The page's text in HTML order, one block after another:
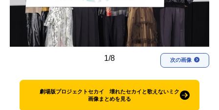
今期アニメ曜日別一覧
春アニメ 夏アニメ
秋アニメ 冬アニメ
FOLLOW US
1/8 次の画像
劇場版プロジェクトセカイ 壊れたセカイと歌えないミク
画像まとめを見る